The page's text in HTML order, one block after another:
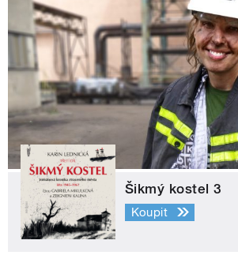
Šikmý kostel 3
Koupit